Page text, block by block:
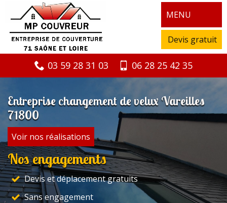
MENU
Devis gratuit
03 59 28 31 03 06 28 25 42 35
Entreprise changement de velux Vareilles
71800
Voir nos réalisations
Nos engagements
Devis et déplacement gratuits
Sans engagement